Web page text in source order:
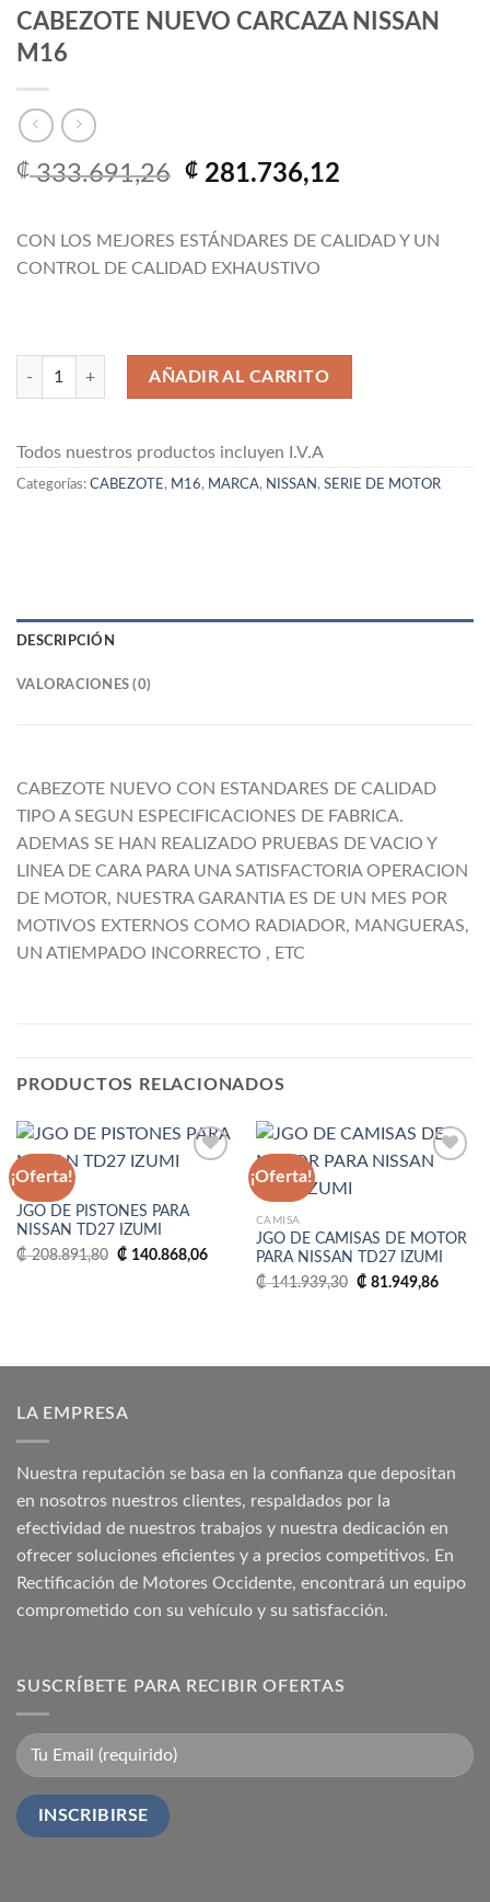
CABEZOTE NUEVO CARCAZA NISSAN
M16
₡333.691,26 El
original
era:
₡ 333.691,26.
₡ 281.736,12
es:
CON LOS MEJORES ESTÁNDARES DE CALIDAD Y UN
CONTROL DE CALIDAD EXHAUSTIVO
CABEZOTE NUEVO CARCAZA NISSAN M16 cantidad
AÑADIR AL CARRITO
Todos nuestros productos incluyen I.V.A
Categorías: CABEZOTE , M16, MARCA, NISSAN , SERIE DE MOTOR
DESCRIPCIÓN
VALORACIONES (0)
CABEZOTE NUEVO CON ESTANDARES DE CALIDAD
TIPO A SEGUN ESPECIFICACIONES DE FABRICA.
ADEMAS SE HAN REALIZADO PRUEBAS DE VACIO Y
LINEA DE CARA PARA UNA SATISFACTORIA OPERACION
DE MOTOR, NUESTRA GARANTIA ES DE UN MES POR
MOTIVOS EXTERNOS COMO RADIADOR, MANGUERAS,
UN ATIEMPADO INCORRECTO , ETC
PRODUCTOS RELACIONADOS
¡Oferta!
Añadir
de
MARCA
JGO DE PISTONES PARA
NISSAN TD27 IZUMI
₡208.891,80 El
precio
₡ 140.868,06El
precio
¡Oferta!
a la
lista
de
deseos
CAMISA
JGO DE CAMISAS DE MOTOR
PARA NISSAN TD27 IZUMI
₡141.939,30 El
precio
₡ 81.949,86El
precio
LA EMPRESA
Nuestra reputación se basa en la confianza que depositan
en nosotros nuestros clientes, respaldados por la
efectividad de nuestros trabajos y nuestra dedicación en
ofrecer soluciones eficientes y a precios competitivos. En
Rectificación de Motores Occidente, encontrará un equipo
comprometido con su vehículo y su satisfacción.
SUSCRÍBETE PARA RECIBIR OFERTAS